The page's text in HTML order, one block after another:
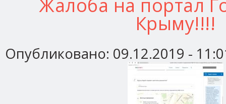
Жалоба на портал
Крыму!!!!
Опубликовано: 09.12.2019 -